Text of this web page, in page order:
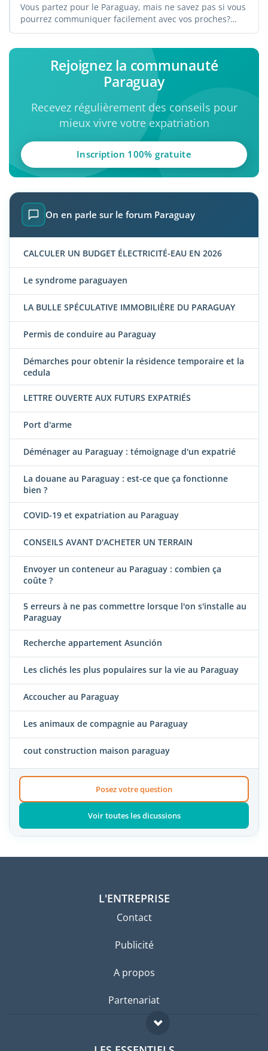
Vous partez pour le Paraguay, mais ne savez pas si vous
pourrez communiquer facilement avec vos proches?
Lisez cet ...
Rejoignez la communauté
Paraguay
Recevez régulièrement des conseils pour
mieux vivre votre expatriation
Inscription 100% gratuite
On en parle sur le forum Paraguay
CALCULER UN BUDGET ÉLECTRICITÉ-EAU EN 2026
Le syndrome paraguayen
LA BULLE SPÉCULATIVE IMMOBILIÈRE DU PARAGUAY
Permis de conduire au Paraguay
Démarches pour obtenir la résidence temporaire et la
cedula
LETTRE OUVERTE AUX FUTURS EXPATRIÉS
Port d'arme
Déménager au Paraguay : témoignage d'un expatrié
La douane au Paraguay : est-ce que ça fonctionne
bien ?
COVID-19 et expatriation au Paraguay
CONSEILS AVANT D'ACHETER UN TERRAIN
Envoyer un conteneur au Paraguay : combien ça
coûte ?
5 erreurs à ne pas commettre lorsque l'on s'installe au
Paraguay
Recherche appartement Asunción
Les clichés les plus populaires sur la vie au Paraguay
Accoucher au Paraguay
Les animaux de compagnie au Paraguay
cout construction maison paraguay
Posez votre question
Voir toutes les dicussions
L'ENTREPRISE
Contact
Publicité
A propos
Partenariat